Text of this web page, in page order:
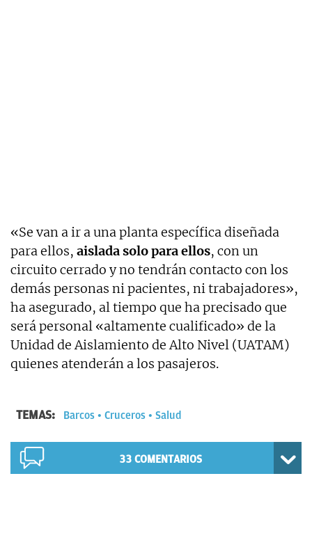
«Se van a ir a una planta específica diseñada
para ellos, aislada solo para ellos, con un
circuito cerrado y no tendrán contacto con los
demás personas ni pacientes, ni trabajadores»,
ha asegurado, al tiempo que ha precisado que
será personal «altamente cualificado» de la
Unidad de Aislamiento de Alto Nivel (UATAM)
quienes atenderán a los pasajeros.
TEMAS: Barcos Cruceros Salud
33 COMENTARIOS